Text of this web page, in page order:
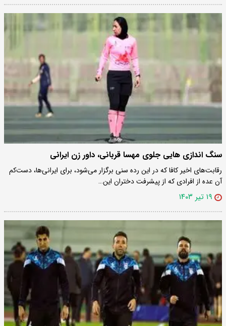
سنگ اندازی هایی جلوی مهسا قربانی، داور زن ایرانی
رقابت‌های اخیر کافا که در این رده سنی برگزار می‌شود، برای ایرانی‌ها، دست‌کم
آن عده از افرادی که از پیشرفت دختران این…
۱۹ تیر ۱۴۰۳